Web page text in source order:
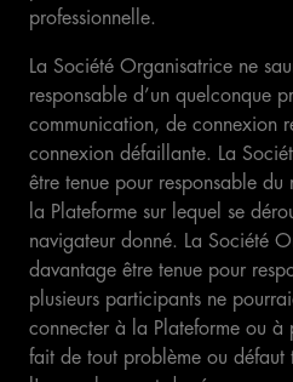
professionnelle.
La Société Organisatrice ne
responsable d’un quelconque
communication, de connexion
connexion défaillante. La
être tenue pour responsable du
la Plateforme sur lequel se
navigateur donné. La Société
davantage être tenue pour
plusieurs participants ne
connecter à la Plateforme ou
fait de tout problème ou défaut